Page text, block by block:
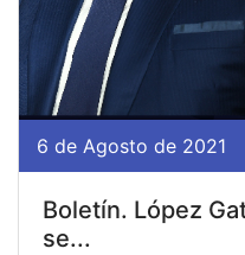
6 de Agosto de 2021
Boletín. López
se...